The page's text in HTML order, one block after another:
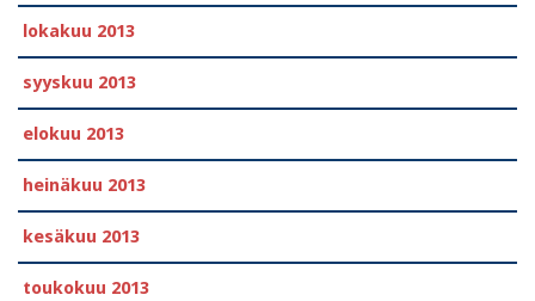
lokakuu 2013
syyskuu 2013
elokuu 2013
heinäkuu 2013
kesäkuu 2013
toukokuu 2013